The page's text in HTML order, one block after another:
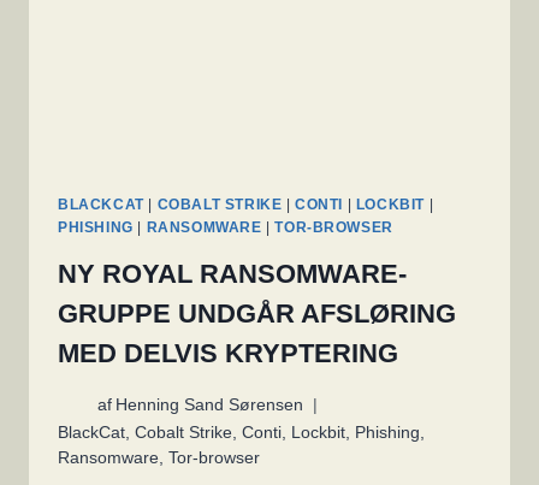
BLACKCAT| COBALT STRIKE |CONTI LOCKBIT
PHISHING
RANSOMWARE |TOR-BROWSER
NY ROYAL RANSOMWARE-
GRUPPE UNDGÅR AFSLØRING
MED DELVIS KRYPTERING
af Henning Sand Sørensen
BlackCat Cobalt Strike Conti Lockbit Phishing
Ransomware Tor-browser